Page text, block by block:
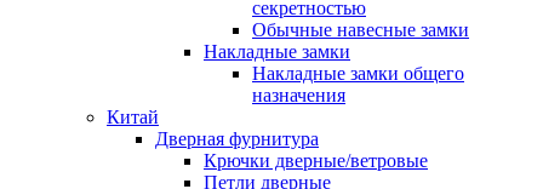
секретностью
Обычные навесные замки
Накладные замки
Накладные замки общего
назначения
Китай
Дверная фурнитура
Крючки дверные/ветровые
Петли дверные